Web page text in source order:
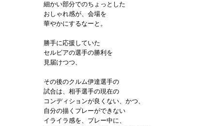
細かい部分でのちょっとした
おしゃれ感が、会場を
華やかにするなーと。
勝手に応援していた
セルビアの選手の勝利を
見届けつつ、
その後のクルム伊達選手の
試合は、相手選手の現在の
コンディションが良くない、かつ、
自分の描くプレーができない
イライラ感を、プレー中に、